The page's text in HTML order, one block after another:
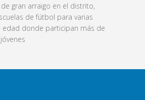
gran arraigo en el distrito,
de fútbol para varias
edad donde participan más de